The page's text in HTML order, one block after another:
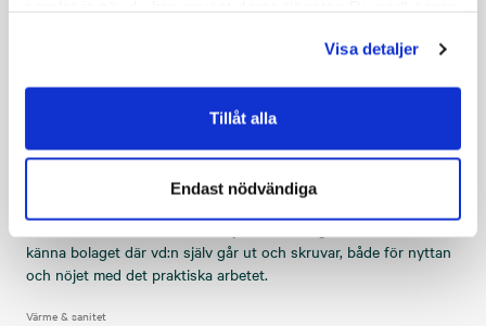
Visa detaljer
Tillåt alla
Endast nödvändiga
STOCKHOLM
känna bolaget där vd:n själv går ut och skruvar, både för nyttan
och nöjet med det praktiska arbetet.
Värme & sanitet